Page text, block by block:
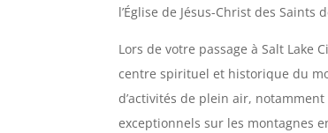
l’Église de Jésus-Christ des Saints
Lors de votre passage à Salt Lake
centre spirituel et historique du
d’activités de plein air,
exceptionnels sur les montagnes